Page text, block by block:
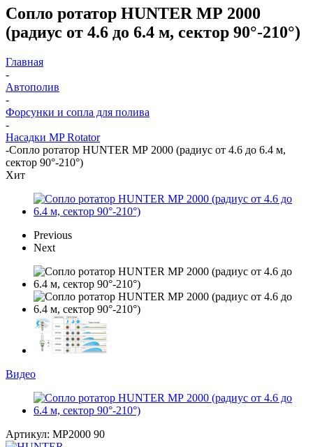
Сопло ротатор HUNTER МР 2000
(радиус от 4.6 до 6.4 м, сектор 90°-210°)
Главная
-
Автополив
-
Форсунки и сопла для полива
-
Насадки MP Rotator
-Сопло ротатор HUNTER МР 2000 (радиус от 4.6 до 6.4 м,
сектор 90°-210°)
Хит
Previous
Next
Видео
Артикул: MP2000 90